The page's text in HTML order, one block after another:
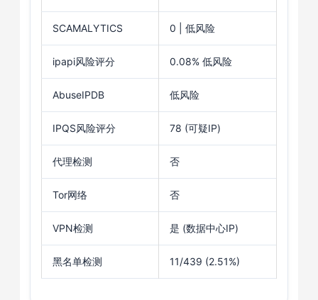
SCAMALYTICS 0 | 低风险
ipapi风险评分 0.08% 低风险
AbuseIPDB 低风险
IPQS风险评分 78 (可疑IP)
代理检测 否
Tor网络 否
VPN检测 是 (数据中心IP)
黑名单检测 11/439 (2.51%)